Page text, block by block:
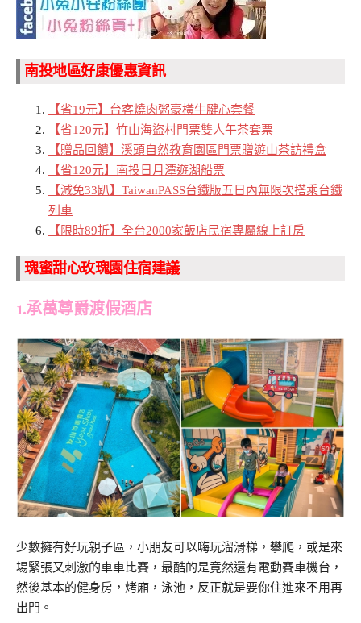
南投地區好康優惠資訊
【省19元】台客燒肉粥豪橫牛腱心套餐
【省120元】竹山海盜村門票雙人午茶套票
【贈品回饋】溪頭自然教育園區門票贈遊山茶訪禮盒
【省120元】南投日月潭遊湖船票
【減免33趴】TaiwanPASS台鐵版五日內無限次搭乘台鐵
列車
【限時89折】全台2000家飯店民宿專屬線上訂房
瑰蜜甜心玫瑰園住宿建議
1.承萬尊爵渡假酒店
少數擁有好玩親子區，小朋友可以嗨玩溜滑梯，攀爬，或是來
場緊張又刺激的車車比賽，最酷的是竟然還有電動賽車機台，
然後基本的健身房，烤廂，泳池，反正就是要你住進來不用再
出門。